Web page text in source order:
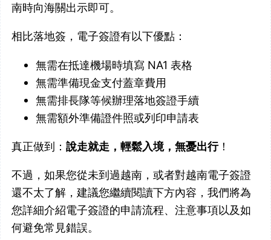
南時向海關出示即可。
相比落地簽，電子簽證有以下優點：
無需在抵達機場時填寫 NA1 表格
無需準備現金支付蓋章費用
無需排長隊等候辦理落地簽證手續
無需額外準備證件照或列印申請表
真正做到：說走就走，輕鬆入境，無憂出行！
不過，如果您從未到過越南，或者對越南電子簽證
還不太了解，建議您繼續閱讀下方內容，我們將為
您詳細介紹電子簽證的申請流程、注意事項以及如
何避免常見錯誤。